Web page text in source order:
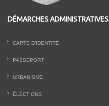
DÉMARCHES ADMINISTRATIVES
CARTE D’IDENTITÉ
PASSEPORT
URBANISME
ÉLECTIONS